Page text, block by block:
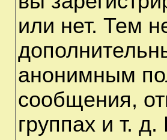
или нет. Тем
анонимным
сообщения,
группах и т.